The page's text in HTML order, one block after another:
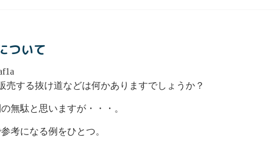
ついて
売する抜け道などは何かありますでしょうか？
無駄と思いますが・・・。
考になる例をひとつ。